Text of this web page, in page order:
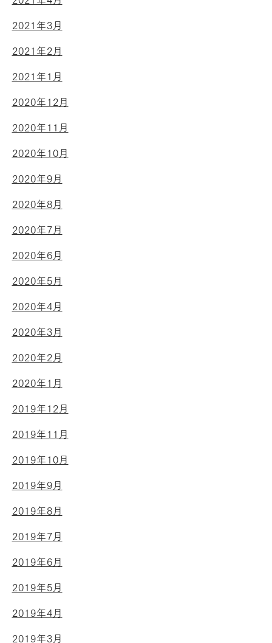
2021年3月
2021年2月
2021年1月
2020年12月
2020年11月
2020年10月
2020年9月
2020年8月
2020年7月
2020年6月
2020年5月
2020年4月
2020年3月
2020年2月
2020年1月
2019年12月
2019年11月
2019年10月
2019年9月
2019年8月
2019年7月
2019年6月
2019年5月
2019年4月
2019年3月